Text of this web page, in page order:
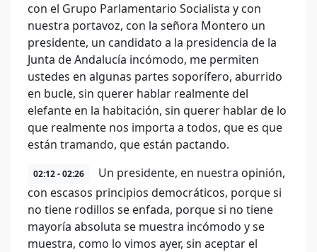
con el Grupo Parlamentario Socialista y con
nuestra portavoz, con la señora Montero un
presidente, un candidato a la presidencia de la
Junta de Andalucía incómodo, me permiten
ustedes en algunas partes soporífero, aburrido
en bucle, sin querer hablar realmente del
elefante en la habitación, sin querer hablar de lo
que realmente nos importa a todos, que es que
están tramando, que están pactando.
02:12 - 02:26
Un presidente, en nuestra opinión,
con escasos principios democráticos, porque si
no tiene rodillos se enfada, porque si no tiene
mayoría absoluta se muestra incómodo y se
muestra, como lo vimos ayer, sin aceptar el